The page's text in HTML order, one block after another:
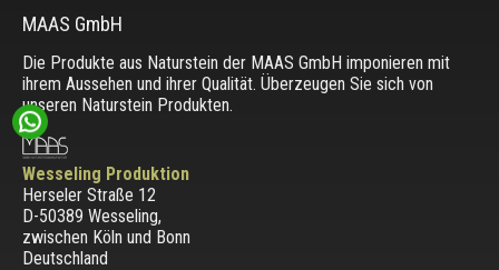
MAAS GmbH
Die Produkte aus Naturstein der MAAS GmbH imponieren mit
ihrem Aussehen und ihrer Qualität. Überzeugen Sie sich von
unseren Naturstein Produkten.
Wesseling Produktion
Herseler Straße 12
D-50389 Wesseling,
zwischen Köln und Bonn
Deutschland